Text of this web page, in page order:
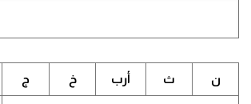
ن ث أرب خ ج